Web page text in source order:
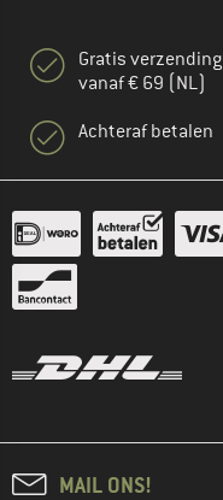
Gratis verzending
vanaf € 69 (NL)
Achteraf betalen
MAIL ONS!